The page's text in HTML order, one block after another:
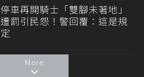
停車再開騎士「雙腳未著地」
遭罰引民怨！警回覆：這是規
定
More